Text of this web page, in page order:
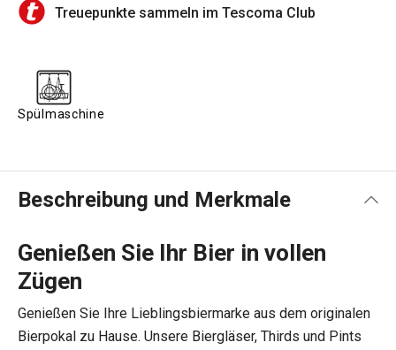
Treuepunkte sammeln im Tescoma Club
Spülmaschine
Beschreibung und Merkmale
Genießen Sie Ihr Bier in vollen
Zügen
Genießen Sie Ihre Lieblingsbiermarke aus dem originalen
Bierpokal zu Hause. Unsere Biergläser, Thirds und Pints